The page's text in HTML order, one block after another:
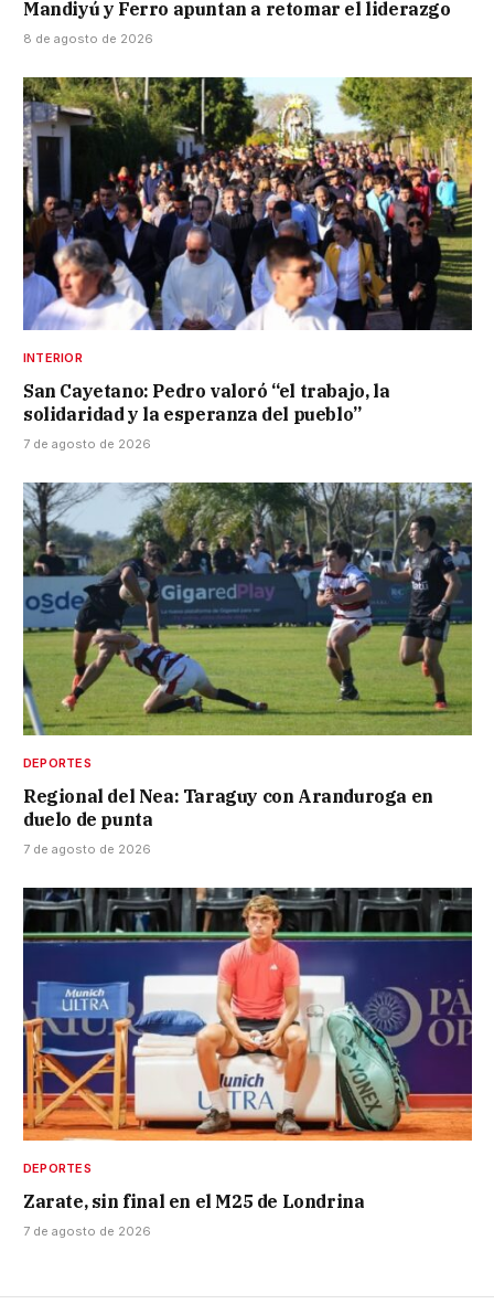
Mandiyú y Ferro apuntan a retomar el liderazgo
8 de agosto de 2026
INTERIOR
San Cayetano: Pedro valoró “el trabajo, la
solidaridad y la esperanza del pueblo”
7 de agosto de 2026
DEPORTES
Regional del Nea: Taraguy con Aranduroga en
duelo de punta
7 de agosto de 2026
DEPORTES
Zarate, sin final en el M25 de Londrina
7 de agosto de 2026